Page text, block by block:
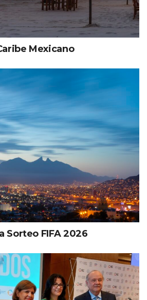
Mexicano
Sorteo FIFA 2026